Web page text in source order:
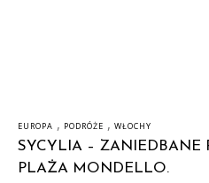
EUROPA , PODRÓŻE , WŁOCHY
SYCYLIA – ZANIEDBANE
PLAŻA MONDELLO.